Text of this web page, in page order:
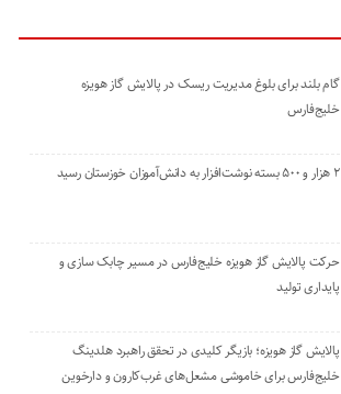
گام بلند برای بلوغ مدیریت ریسک در پالایش گاز هویزه
خلیج‌فارس
۲ هزار و ۵۰۰ بسته نوشت‌افزار به دانش‌آموزان خوزستان رسید
حرکت پالایش گاز هویزه خلیج‌فارس در مسیر چابک سازی و
پایداری تولید
پالایش گاز هویزه؛ بازیگر کلیدی در تحقق راهبرد هلدینگ
خلیج‌فارس برای خاموشی مشعل‌های غرب‌کارون و دارخوین